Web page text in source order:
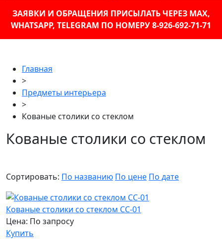
ЗАЯВКИ И ОБРАЩЕНИЯ ПРИСЫЛАТЬ ЧЕРЕЗ MAX,
WHATSAPP, TELEGRAM ПО НОМЕРУ 8-926-692-71-71
Главная
>
Предметы интерьера
>
Кованые столики со стеклом
Кованые столики со стеклом
Сортировать: По названию По цене По дате
Кованые столики со стеклом СС-01
Цена: По запросу
Купить